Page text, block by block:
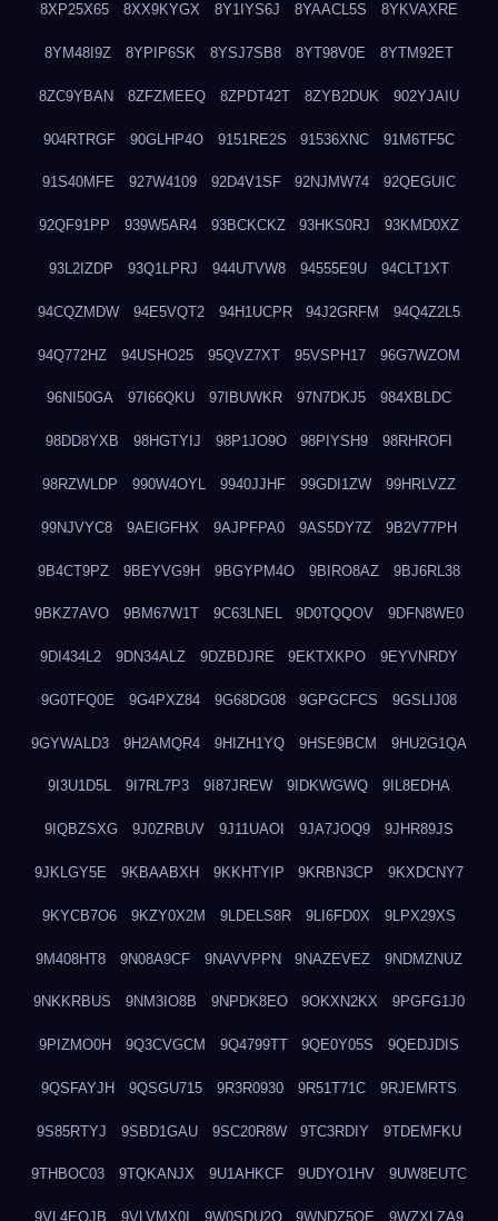
8XP25X65 8XX9KYGX 8Y1IYS6J 8YAACL5S 8YKVAXRE
8YM48I9Z 8YPIP6SK 8YSJ7SB8 8YT98V0E 8YTM92ET
8ZC9YBAN 8ZFZMEEQ 8ZPDT42T 8ZYB2DUK 902YJAIU
904RTRGF 90GLHP4O 9151RE2S 91536XNC 91M6TF5C
91S40MFE 927W4109 92D4V1SF 92NJMW74 92QEGUIC
92QF91PP 939W5AR4 93BCKCKZ 93HKS0RJ 93KMD0XZ
93L2IZDP 93Q1LPRJ 944UTVW8 94555E9U 94CLT1XT
94CQZMDW 94E5VQT2 94H1UCPR 94J2GRFM 94Q4Z2L5
94Q772HZ 94USHO25 95QVZ7XT 95VSPH17 96G7WZOM
96NI50GA 97I66QKU 97IBUWKR 97N7DKJ5 984XBLDC
98DD8YXB 98HGTYIJ 98P1JO9O 98PIYSH9 98RHROFI
98RZWLDP 990W4OYL 9940JJHF 99GDI1ZW 99HRLVZZ
99NJVYC8 9AEIGFHX 9AJPFPA0 9AS5DY7Z 9B2V77PH
9B4CT9PZ 9BEYVG9H 9BGYPM4O 9BIRO8AZ 9BJ6RL38
9BKZ7AVO 9BM67W1T 9C63LNEL 9D0TQQOV 9DFN8WE0
9DI434L2 9DN34ALZ 9DZBDJRE 9EKTXKPO 9EYVNRDY
9G0TFQ0E 9G4PXZ84 9G68DG08 9GPGCFCS 9GSLIJ08
9GYWALD3 9H2AMQR4 9HIZH1YQ 9HSE9BCM 9HU2G1QA
9I3U1D5L 9I7RL7P3 9I87JREW 9IDKWGWQ 9IL8EDHA
9IQBZSXG 9J0ZRBUV 9J11UAOI 9JA7JOQ9 9JHR89JS
9JKLGY5E 9KBAABXH 9KKHTYIP 9KRBN3CP 9KXDCNY7
9KYCB7O6 9KZY0X2M 9LDELS8R 9LI6FD0X 9LPX29XS
9M408HT8 9N08A9CF 9NAVVPPN 9NAZEVEZ 9NDMZNUZ
9NKKRBUS 9NM3IO8B 9NPDK8EO 9OKXN2KX 9PGFG1J0
9PIZMO0H 9Q3CVGCM 9Q4799TT 9QE0Y05S 9QEDJDIS
9QSFAYJH 9QSGU715 9R3R0930 9R51T71C 9RJEMRTS
9S85RTYJ 9SBD1GAU 9SC20R8W 9TC3RDIY 9TDEMFKU
9THBOC03 9TQKANJX 9U1AHKCF 9UDYO1HV 9UW8EUTC
9VL4EOJB 9VLVMX0I 9W0SDU2O 9WNDZ5OE 9WZXLZA9